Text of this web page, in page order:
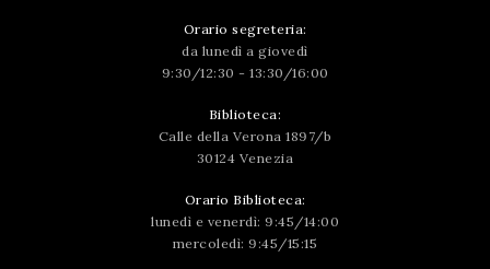
Orario segreteria:
da lunedì a giovedì
9:30/12:30 - 13:30/16:00
Biblioteca:
Calle della Verona 1897/b
30124 Venezia
Orario Biblioteca:
lunedì e venerdì: 9:45/14:00
mercoledì: 9:45/15:15